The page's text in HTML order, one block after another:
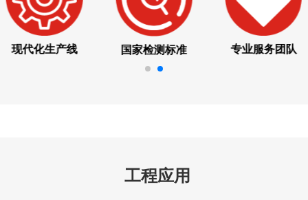
自主技术研发 现代化生产线 国家检测标准
工程应用